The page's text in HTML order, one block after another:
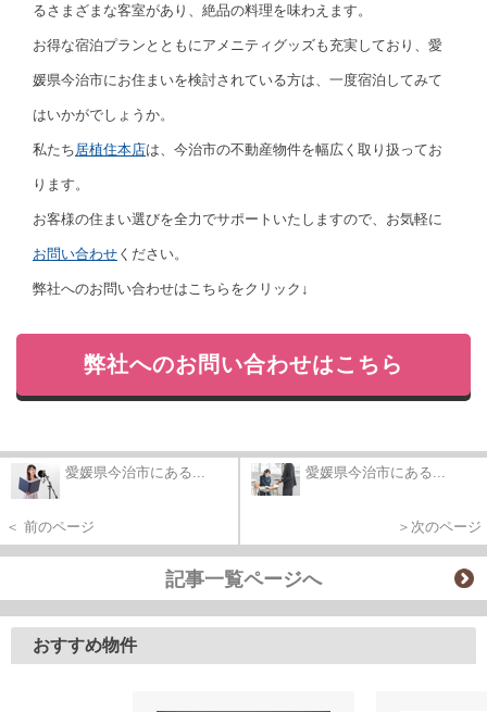
るさまざまな客室があり、絶品の料理を味わえます。
お得な宿泊プランとともにアメニティグッズも充実しており、愛
媛県今治市にお住まいを検討されている方は、一度宿泊してみて
はいかがでしょうか。
私たち 居植住本店は、今治市の不動産物件を幅広く取り扱ってお
ります。
お客様の住まい選びを全力でサポートいたしますので、お気軽に
お問い合わせ ください。
弊社へのお問い合わせはこちらをクリック↓
弊社へのお問い合わせはこちら
愛媛県今治市にある...
＜ 前のページ
愛媛県今治市にある...
＞次のページ
記事一覧ページへ
おすすめ物件